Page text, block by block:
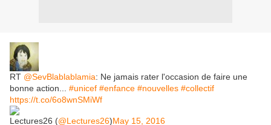
RT @SevBlablablamia: Ne jamais rater l'occasion de faire une
bonne action... #unicef #enfance #nouvelles #collectif
https://t.co/6o8wnSMiWf
Lectures26 (@Lectures26)May 15, 2016